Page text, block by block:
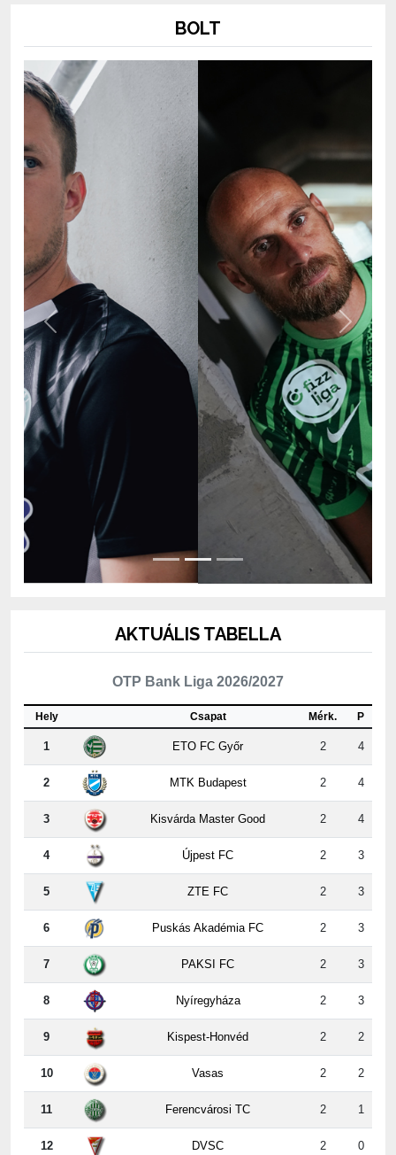
Previous Next
OTP Bank Liga 2026/2027
Csapat
1 ETO FC Győr 2 4
2 MTK Budapest 2 4
3 Kisvárda Master Good 2 4
4 Újpest FC 2 3
5 ZTE FC 2 3
6 Puskás Akadémia FC 2 3
7 PAKSI FC 2 3
8 Nyíregyháza 2 3
9 Kispest-Honvéd 2 2
10 Vasas 2 2
11 Ferencvárosi TC 2 1
12 DVSC 2 0